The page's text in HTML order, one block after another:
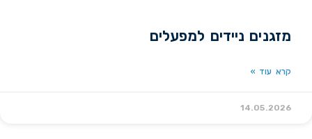
מזגנים ניידים למפעלים
קרא עוד »
14.05.2026